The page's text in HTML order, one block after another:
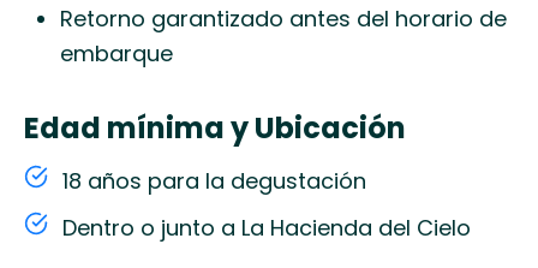
Retorno garantizado antes del horario de
embarque
Edad mínima y Ubicación
18 años para la degustación
Dentro o junto a La Hacienda del Cielo